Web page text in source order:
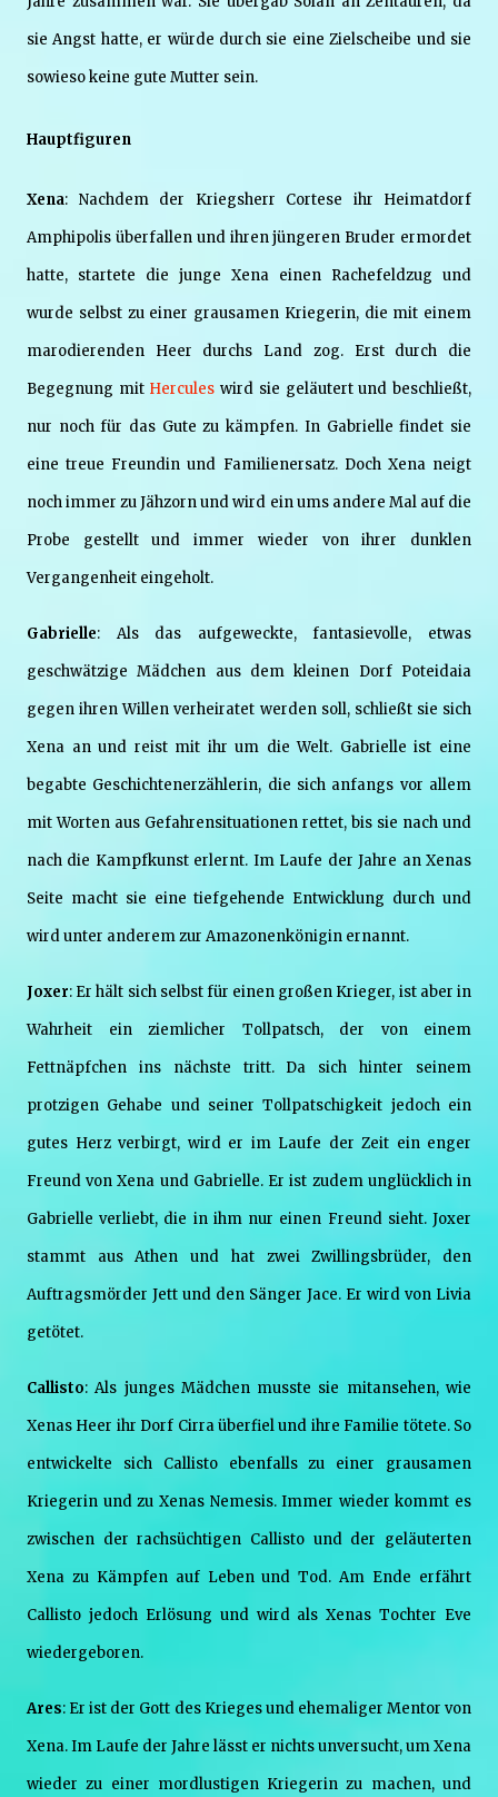
sie Angst hatte, er würde durch sie eine Zielscheibe und sie
sowieso keine gute Mutter sein.
Hauptfiguren
Xena: Nachdem der Kriegsherr Cortese ihr Heimatdorf
Amphipolis überfallen und ihren jüngeren Bruder ermordet
hatte, startete die junge Xena einen Rachefeldzug und
wurde selbst zu einer grausamen Kriegerin, die mit einem
marodierenden Heer durchs Land zog. Erst durch die
Begegnung mit Hercules wird sie geläutert und beschließt,
nur noch für das Gute zu kämpfen. In Gabrielle findet sie
eine treue Freundin und Familienersatz. Doch Xena neigt
noch immer zu Jähzorn und wird ein ums andere Mal auf die
Probe gestellt und immer wieder von ihrer dunklen
Vergangenheit eingeholt.
Gabrielle: Als das aufgeweckte, fantasievolle, etwas
geschwätzige Mädchen aus dem kleinen Dorf Poteidaia
gegen ihren Willen verheiratet werden soll, schließt sie sich
Xena an und reist mit ihr um die Welt. Gabrielle ist eine
begabte Geschichtenerzählerin, die sich anfangs vor allem
mit Worten aus Gefahrensituationen rettet, bis sie nach und
nach die Kampfkunst erlernt. Im Laufe der Jahre an Xenas
Seite macht sie eine tiefgehende Entwicklung durch und
wird unter anderem zur Amazonenkönigin ernannt.
Joxer: Er hält sich selbst für einen großen Krieger, ist aber in
Wahrheit ein ziemlicher Tollpatsch, der von einem
Fettnäpfchen ins nächste tritt. Da sich hinter seinem
protzigen Gehabe und seiner Tollpatschigkeit jedoch ein
gutes Herz verbirgt, wird er im Laufe der Zeit ein enger
Freund von Xena und Gabrielle. Er ist zudem unglücklich in
Gabrielle verliebt, die in ihm nur einen Freund sieht. Joxer
stammt aus Athen und hat zwei Zwillingsbrüder, den
Auftragsmörder Jett und den Sänger Jace. Er wird von Livia
getötet.
Callisto: Als junges Mädchen musste sie mitansehen, wie
Xenas Heer ihr Dorf Cirra überfiel und ihre Familie tötete. So
entwickelte sich Callisto ebenfalls zu einer grausamen
Kriegerin und zu Xenas Nemesis. Immer wieder kommt es
zwischen der rachsüchtigen Callisto und der geläuterten
Xena zu Kämpfen auf Leben und Tod. Am Ende erfährt
Callisto jedoch Erlösung und wird als Xenas Tochter Eve
wiedergeboren.
Ares: Er ist der Gott des Krieges und ehemaliger Mentor von
Xena. Im Laufe der Jahre lässt er nichts unversucht, um Xena
wieder zu einer mordlustigen Kriegerin zu machen, und